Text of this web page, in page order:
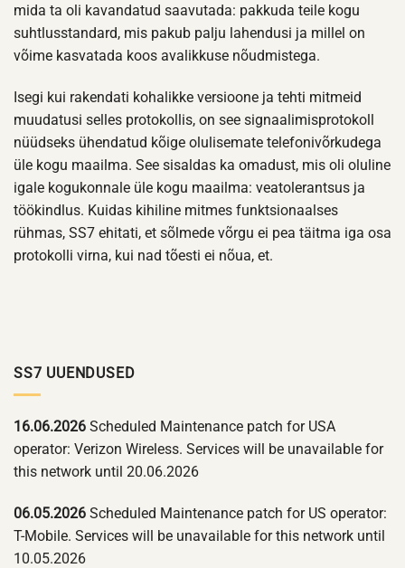
mida ta oli kavandatud saavutada: pakkuda teile kogu
suhtlusstandard, mis pakub palju lahendusi ja millel on
võime kasvatada koos avalikkuse nõudmistega.
Isegi kui rakendati kohalikke versioone ja tehti mitmeid
muudatusi selles protokollis, on see signaalimisprotokoll
nüüdseks ühendatud kõige olulisemate telefonivõrkudega
üle kogu maailma. See sisaldas ka omadust, mis oli oluline
igale kogukonnale üle kogu maailma: veatolerantsus ja
töökindlus. Kuidas kihiline mitmes funktsionaalses
rühmas, SS7 ehitati, et sõlmede võrgu ei pea täitma iga osa
protokolli virna, kui nad tõesti ei nõua, et.
SS7 UUENDUSED
16.06.2026 Scheduled Maintenance patch for USA
operator: Verizon Wireless. Services will be unavailable for
this network until 20.06.2026
06.05.2026 Scheduled Maintenance patch for US operator:
T-Mobile. Services will be unavailable for this network until
10.05.2026